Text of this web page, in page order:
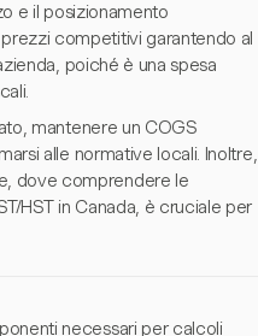
e il posizionamento
competitivi garantendo al
poiché è una spesa
mantenere un COGS
alle normative locali. Inoltre,
dove comprendere le
HST in Canada, è cruciale per
necessari per calcoli